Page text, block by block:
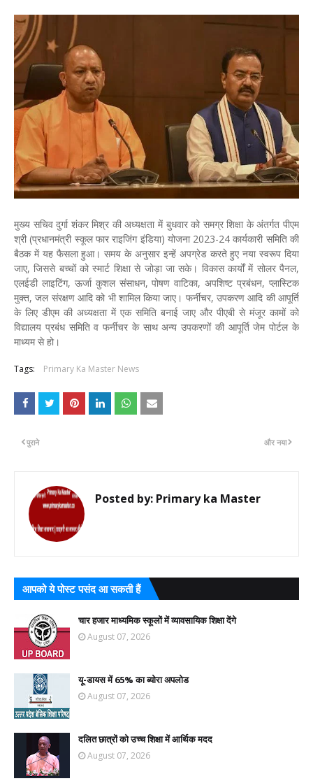
मुख्य सचिव दुर्गा शंकर मिश्र की अध्यक्षता में बुधवार को समग्र शिक्षा के अंतर्गत पीएम
श्री (प्रधानमंत्री स्कूल फार राइजिंग इंडिया) योजना 2023-24 कार्यकारी समिति की
बैठक में यह फैसला हुआ। समय के अनुसार इन्हें अपग्रेड करते हुए नया स्वरूप दिया
जाए, जिससे बच्चों को स्मार्ट शिक्षा से जोड़ा जा सके। विकास कार्यों में सोलर पैनल,
एलईडी लाइटिंग, ऊर्जा कुशल संसाधन, पोषण वाटिका, अपशिष्ट प्रबंधन, प्लास्टिक
मुक्त, जल संरक्षण आदि को भी शामिल किया जाए। फर्नीचर, उपकरण आदि की आपूर्ति
के लिए डीएम की अध्यक्षता में एक समिति बनाई जाए और पीएबी से मंजूर कामों को
विद्यालय प्रबंध समिति व फर्नीचर के साथ अन्य उपकरणों की आपूर्ति जेम पोर्टल के
माध्यम से हो।
Tags: Primary Ka Master News
और नया
पुराने
Posted by: Primary ka Master
आपको ये पोस्ट पसंद आ सकती हैं
चार हजार माध्यमिक स्कूलों में व्यावसायिक शिक्षा देंगे
August 07, 2026
यू-डायस में 65% का ब्योरा अपलोड
August 07, 2026
दलित छात्रों को उच्च शिक्षा में आर्थिक मदद
August 07, 2026